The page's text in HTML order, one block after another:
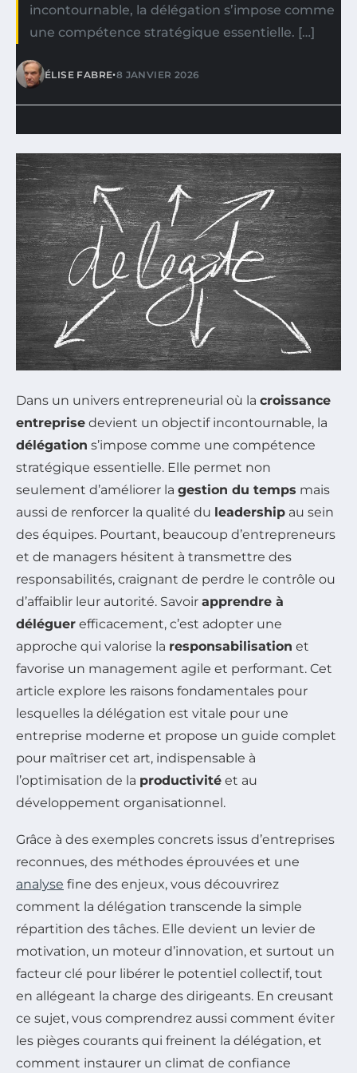
incontournable, la délégation s’impose comme
une compétence stratégique essentielle. […]
ÉLISE FABRE•8 JANVIER 2026
Dans un univers entrepreneurial où la croissance
entreprise devient un objectif incontournable, la
délégation s’impose comme une compétence
stratégique essentielle. Elle permet non
seulement d’améliorer la gestion du temps mais
aussi de renforcer la qualité du leadership au sein
des équipes. Pourtant, beaucoup d’entrepreneurs
et de managers hésitent à transmettre des
responsabilités, craignant de perdre le contrôle ou
d’affaiblir leur autorité. Savoir apprendre à
déléguer efficacement, c’est adopter une
approche qui valorise la responsabilisation et
favorise un management agile et performant. Cet
article explore les raisons fondamentales pour
lesquelles la délégation est vitale pour une
entreprise moderne et propose un guide complet
pour maîtriser cet art, indispensable à
l’optimisation de la productivité et au
développement organisationnel.
Grâce à des exemples concrets issus d’entreprises
reconnues, des méthodes éprouvées et une
analyse fine des enjeux, vous découvrirez
comment la délégation transcende la simple
répartition des tâches. Elle devient un levier de
motivation, un moteur d’innovation, et surtout un
facteur clé pour libérer le potentiel collectif, tout
en allégeant la charge des dirigeants. En creusant
ce sujet, vous comprendrez aussi comment éviter
les pièges courants qui freinent la délégation, et
comment instaurer un climat de confiance